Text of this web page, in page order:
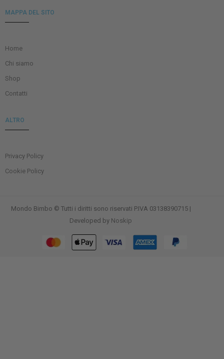
MAPPA DEL SITO
Home
Chi siamo
Shop
Contatti
ALTRO
Privacy Policy
Cookie Policy
Mondo Bimbo © Tutti i diritti sono riservati P.IVA 03138390715 |
Developed by Noskip